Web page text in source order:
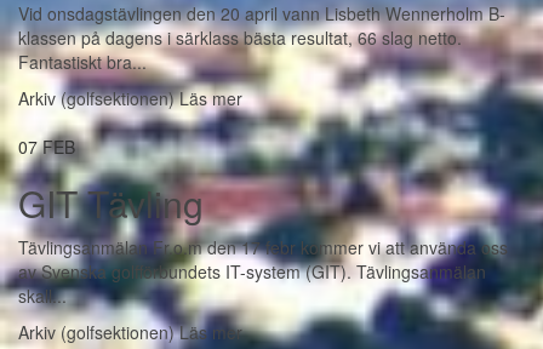
Vid onsdagstävlingen den 20 april vann Lisbeth Wennerholm B-
klassen på dagens i särklass bästa resultat, 66 slag netto.
Fantastiskt bra...
Arkiv (golfsektionen) Läs mer
07FEB
GIT Tävling
Tävlingsanmälan Fr.o.m den 17 febr kommer vi att använda oss
av Svenska golfförbundets IT-system (GIT). Tävlingsanmälan
skall...
Arkiv (golfsektionen) Läs mer